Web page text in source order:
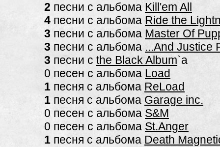
2 песни с альбома Kill'em All
4 песни с альбома Ride the
3 песни с альбома Master Of
3 песни с альбома ...And Justice
3 песни с the Black Album`a
0 песен с альбома Load
1 песня с альбома ReLoad
1 песня с альбома Garage inc.
0 песен с альбома S&M
0 песен с альбома St.Anger
1 песня с альбома Death